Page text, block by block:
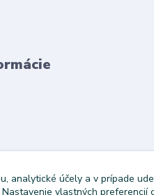
analytické účely a v prípade
vlastných preferencií